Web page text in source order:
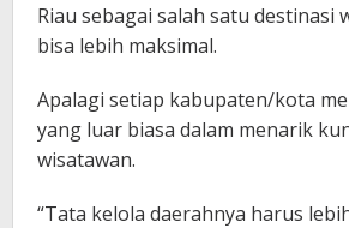
Riau sebagai salah satu destinasi
bisa lebih maksimal.
Apalagi setiap kabupaten/kota
yang luar biasa dalam menarik
wisatawan.
“Tata kelola daerahnya harus